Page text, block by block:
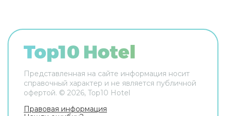
Представленная на сайте информация носит
справочный характер и не является публичной
офертой. © 2026, Top10 Hotel
Правовая информация